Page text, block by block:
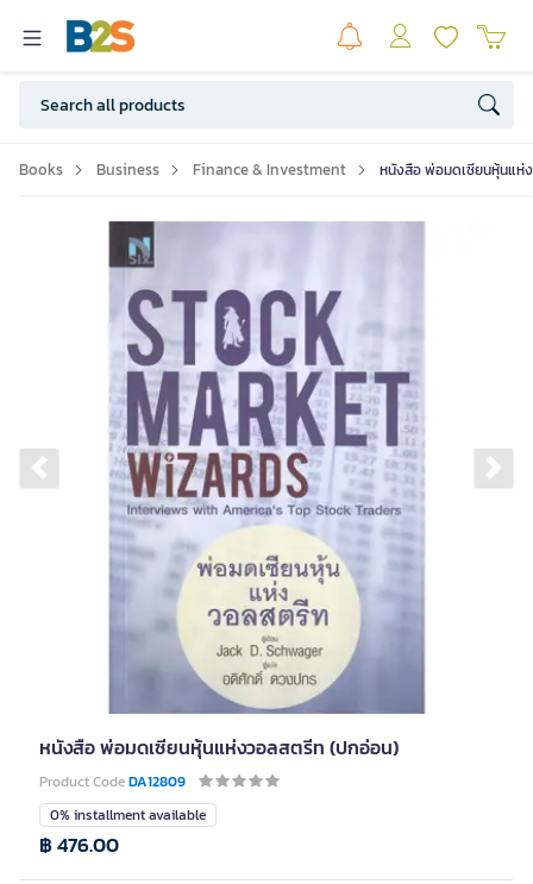
Books Business Finance & Investment หนังสือ พ่อมดเซียนหุ้นแห่
Previous slide
หนังสือ พ่อมดเซียนหุ้นแห่งวอลสตรีท (ปกอ่อน)
Product CodeDA12809
0% installment available
฿ 476.00